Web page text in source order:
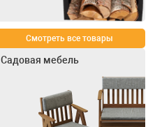
Смотреть все товары
Садовая мебель